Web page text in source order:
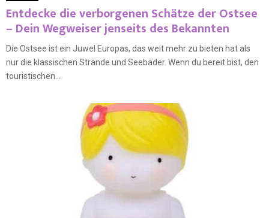
Entdecke die verborgenen Schätze der Ostsee
– Dein Wegweiser jenseits des Bekannten
Die Ostsee ist ein Juwel Europas, das weit mehr zu bieten hat als
nur die klassischen Strände und Seebäder. Wenn du bereit bist, den
touristischen...